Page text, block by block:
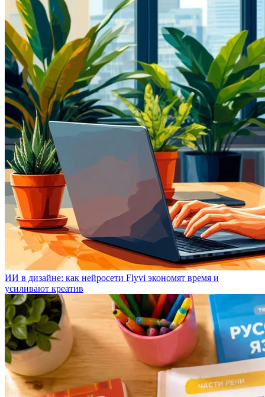
ИИ в дизайне: как нейросети Flyvi экономят время и
усиливают креатив